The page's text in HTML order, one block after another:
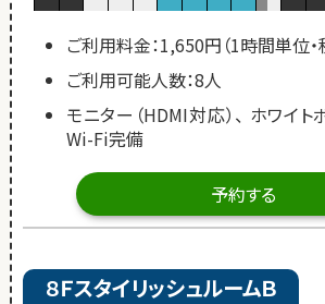
ご利用料金：1,650円（1時間単位・
ご利用可能人数：8人
モニター（HDMI対応）、 ホワイト
Wi-Fi完備
予約する
８ＦスタイリッシュルームＢ